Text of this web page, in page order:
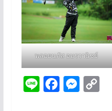
พลอยนภัส อมรวานิชย์
Li
n
F
ac
M
e
C